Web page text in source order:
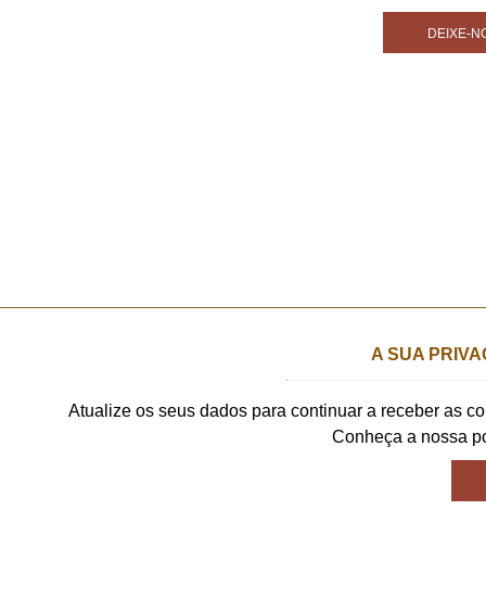
DEIXE-
A SUA
Atualize os seus dados para continuar a receber as
Conheça a nossa